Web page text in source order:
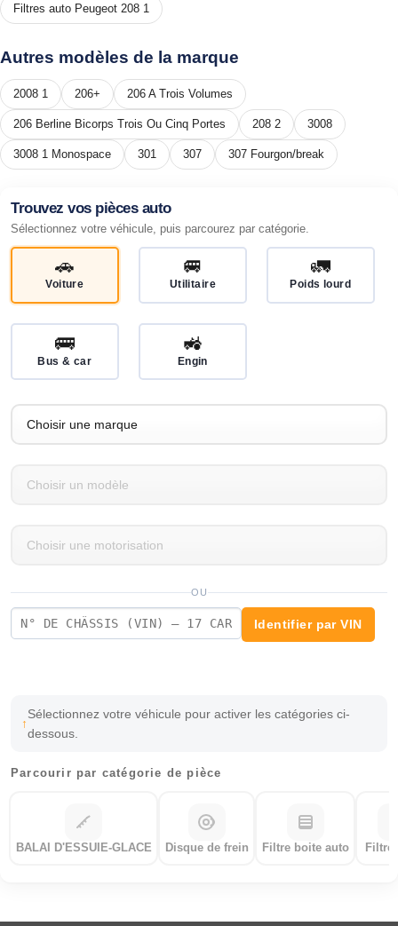
Filtres auto Peugeot 208 1
Autres modèles de la marque
2008 1 206+ 206 A Trois Volumes
206 Berline Bicorps Trois Ou Cinq Portes 208 2 3008
3008 1 Monospace 301 307 307 Fourgon/break
Trouvez vos pièces auto
Sélectionnez votre véhicule, puis parcourez par catégorie.
🚗
Voiture
🚐
Utilitaire
🚛
Poids lourd
🚌
Bus & car
🚜
Engin
OU
Identifier par VIN
Sélectionnez votre véhicule pour activer les catégories ci-
dessous.
Parcourir par catégorie de pièce
BALAI D'ESSUIE-GLACE Disque de frein Filtre boite auto